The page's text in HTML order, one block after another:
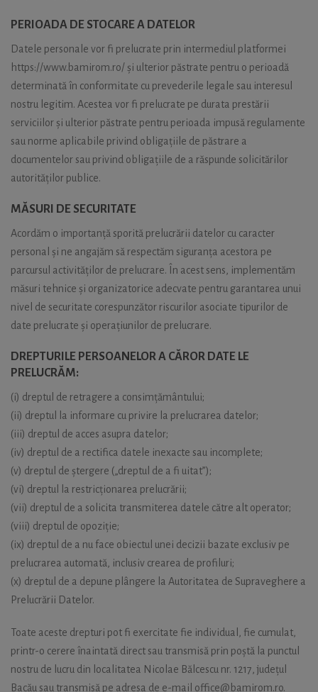
PERIOADA DE STOCARE A DATELOR
Datele personale vor fi prelucrate prin intermediul platformei
https://www.bamirom.ro/ și ulterior păstrate pentru o perioadă
determinată în conformitate cu prevederile legale sau interesul
nostru legitim. Acestea vor fi prelucrate pe durata prestării
serviciilor și ulterior păstrate pentru perioada impusă regulamente
sau norme aplicabile privind obligațiile de păstrare a
documentelor sau privind obligațiile de a răspunde solicitărilor
autorităților publice.
MĂSURI DE SECURITATE
Acordăm o importanță sporită prelucrării datelor cu caracter
personal și ne angajăm să respectăm siguranța acestora pe
parcursul activităților de prelucrare. În acest sens, implementăm
măsuri tehnice și organizatorice adecvate pentru garantarea unui
nivel de securitate corespunzător riscurilor asociate tipurilor de
date prelucrate și operațiunilor de prelucrare.
DREPTURILE PERSOANELOR A CĂROR DATE LE
PRELUCRĂM:
(i) dreptul de retragere a consimțământului;
(ii) dreptul la informare cu privire la prelucrarea datelor;
(iii) dreptul de acces asupra datelor;
(iv) dreptul de a rectifica datele inexacte sau incomplete;
(v) dreptul de ștergere („dreptul de a fi uitat”);
(vi) dreptul la restricționarea prelucrării;
(vii) dreptul de a solicita transmiterea datele către alt operator;
(viii) dreptul de opoziție;
(ix) dreptul de a nu face obiectul unei decizii bazate exclusiv pe
prelucrarea automată, inclusiv crearea de profiluri;
(x) dreptul de a depune plângere la Autoritatea de Supraveghere a
Prelucrării Datelor.
Toate aceste drepturi pot fi exercitate fie individual, fie cumulat,
printr-o cerere înaintată direct sau transmisă prin poștă la punctul
nostru de lucru din localitatea Nicolae Bălcescu nr. 1217, județul
Bacău sau transmisă pe adresa de e-mail office@bamirom.ro.